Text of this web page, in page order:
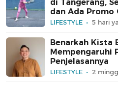
di Tangerang,
dan Ada Promo
LIFESTYLE 5 hari
Benarkah Kista
Mempengaruhi
Penjelasannya
LIFESTYLE 2